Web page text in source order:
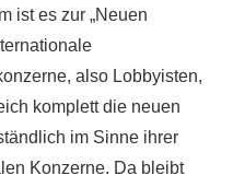
ist es zur „Neuen
also Lobbyisten,
komplett die neuen
im Sinne ihrer
Konzerne. Da bleibt